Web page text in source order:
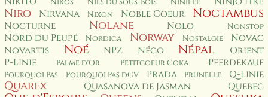
Nikos Nils du Sous-Bois Ninifee
Niro Nirvana Nixon Noble Coeur Noctambus
Nocturne Nolane Nolo Nonstop
Nord du Peupé Nordica Norway Nostalgie
Novac
Novartis
Noé NPZ Néco Népal
Orient
P-Linie
Palme d'Or Petitcoeur Coka Pferdekauf
Pourquoi Pas Pourquoi Pas dCV Prada Prunelle Q-Linie
Quarex Quasanova de Jasman Quebec